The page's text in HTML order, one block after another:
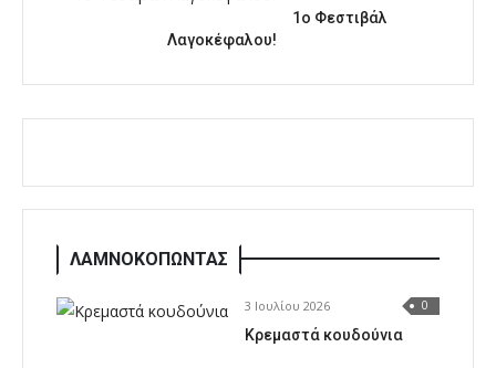
1o Φεστιβάλ
Λαγοκέφαλου!
ΛΑΜΝΟΚΟΠΩΝΤΑΣ
3 Ιουλίου 2026 0
Κρεμαστά κουδούνια